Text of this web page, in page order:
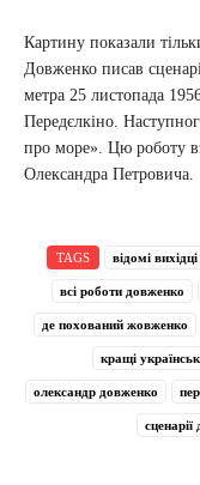
Картину показали
Довженко писав
метра 25 листопада
Передєлкіно.
про море». Цю роботу
Олександра Петровича.
TAGS відомі
всі роботи довженко
де похований жовженко
кращі
олександр довженко